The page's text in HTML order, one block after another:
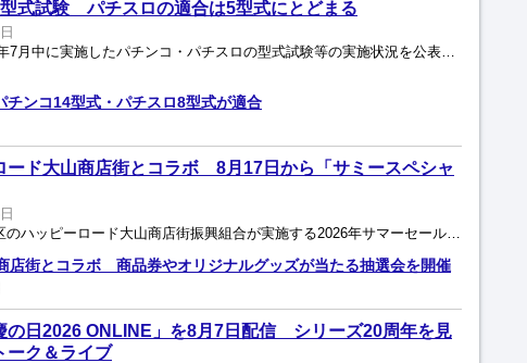
式試験 パチスロの適合は5型式にとどまる
保通協は8月3日、2026年7月中に実施したパチンコ・パチスロの型式試験等の実施状況を公表。パチンコ19型式、パチスロ5型式が新たに適合した パチンコは結果書交付数が前月比4件増の80型式、適...
ンコ14型式・パチスロ8型式が適合
ード大山商店街とコラボ 8月17日から「サミースペシャ
サミーは、東京都板橋区のハッピーロード大山商店街振興組合が実施する2026年サマーセールとコラボし、8月17日（月）から23日（日）まで「サミースペシャルWEEK！」を開催する。 期間中、商店...
店街とコラボ 商品券やオリジナルグッズが当たる抽選会を開催
の日2026 ONLINE」を8月7日配信 シリーズ20周年を見
ーク＆ライブ